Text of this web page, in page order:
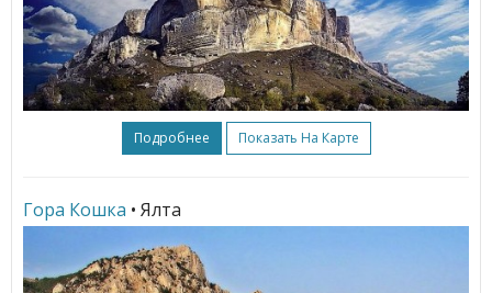
Подробнее Показать На Карте
Гора Кошка • Ялта